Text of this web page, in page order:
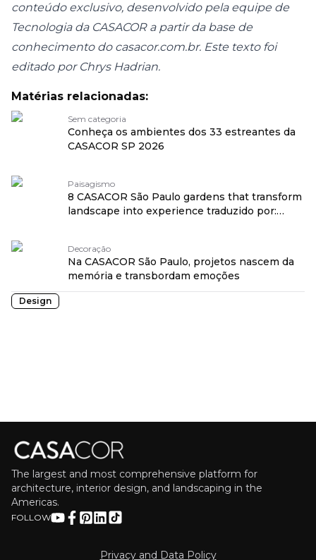
conteúdo exclusivo, desenvolvido pela equipe de
Tecnologia da CASACOR a partir da base de
conhecimento do casacor.com.br. Este texto foi
editado por Chrys Hadrian.
Matérias relacionadas:
Sem categoria
Conheça os ambientes dos 33 estreantes da
CASACOR SP 2026
Paisagismo
8 CASACOR São Paulo gardens that transform
landscape into experience traduzido por:
Decoração
Na CASACOR São Paulo, projetos nascem da
memória e transbordam emoções
Design
The largest and most comprehensive platform for
architecture, interior design, and landscaping in the
Americas.
FOLLOW
Privacy and Data Policy